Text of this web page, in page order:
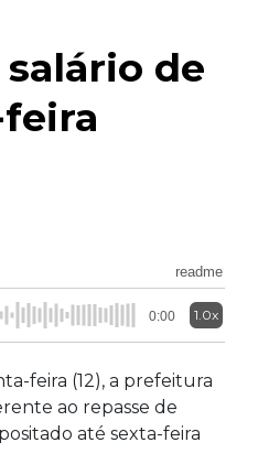
salário de
readme
0:00 1.0x
feira (12), a prefeitura
ao repasse de
até sexta-feira